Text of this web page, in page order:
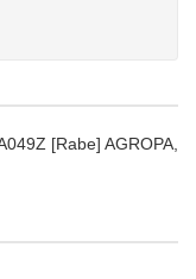
[Rabe] AGROPA,